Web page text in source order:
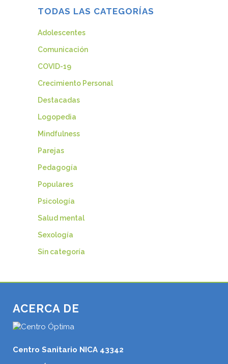
TODAS LAS CATEGORÍAS
Adolescentes
Comunicación
COVID-19
Crecimiento Personal
Destacadas
Logopedia
Mindfulness
Parejas
Pedagogía
Populares
Psicología
Salud mental
Sexología
Sin categoría
ACERCA DE
Centro Sanitario NICA 43342